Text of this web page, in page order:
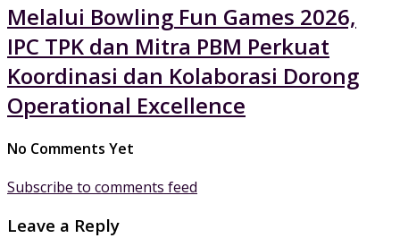
Melalui Bowling Fun Games 2026,
IPC TPK dan Mitra PBM Perkuat
Koordinasi dan Kolaborasi Dorong
Operational Excellence
No Comments Yet
Subscribe to comments feed
Leave a Reply